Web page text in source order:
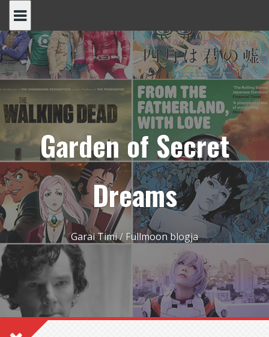
content
Garden of Secret
Dreams
Garai Timi / Fullmoon blogja